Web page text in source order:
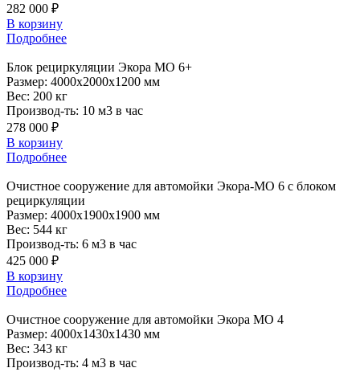
282 000 ₽
В корзину
Подробнее
Блок рециркуляции Экора МО 6+
Размер: 4000x2000x1200 мм
Вес: 200 кг
Производ-ть: 10 м3 в час
278 000 ₽
В корзину
Подробнее
Очистное сооружение для автомойки Экора-МО 6 с блоком
рециркуляции
Размер: 4000x1900x1900 мм
Вес: 544 кг
Производ-ть: 6 м3 в час
425 000 ₽
В корзину
Подробнее
Очистное сооружение для автомойки Экора МО 4
Размер: 4000x1430x1430 мм
Вес: 343 кг
Производ-ть: 4 м3 в час